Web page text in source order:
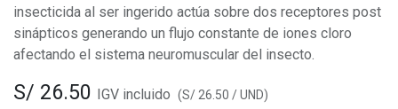
insecticida al ser ingerido actúa sobre dos receptores post
sinápticos generando un flujo constante de iones cloro
afectando el sistema neuromuscular del insecto.
S/ 26.50 IGV incluido (S/ 26.50 /UND)